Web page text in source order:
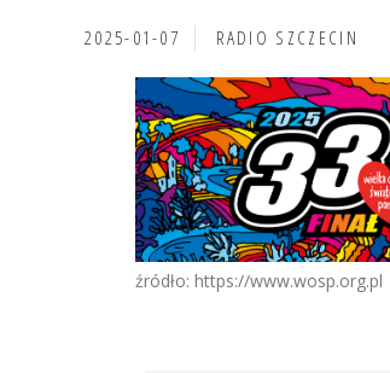
2025-01-07 RADIO SZCZECIN
źródło: https://www.wosp.org.pl